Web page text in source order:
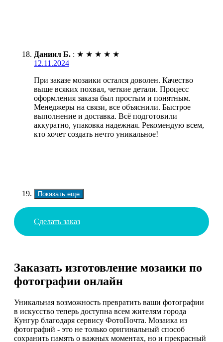
Даниил Б. : ★ ★ ★ ★ ★
12.11.2024
При заказе мозаики остался доволен. Качество
выше всяких похвал, четкие детали. Процесс
оформления заказа был простым и понятным.
Менеджеры на связи, все объяснили. Быстрое
выполнение и доставка. Всё подготовили
аккуратно, упаковка надежная. Рекомендую всем,
кто хочет создать нечто уникальное!
Показать еще
Сделать заказ
Заказать изготовление мозаики по
фотографии онлайн
Уникальная возможность превратить ваши фотографии
в искусство теперь доступна всем жителям города
Кунгур благодаря сервису ФотоПочта. Мозаика из
фотографий - это не только оригинальный способ
сохранить память о важных моментах, но и прекрасный